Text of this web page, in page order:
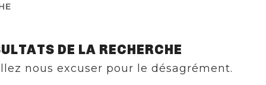
DE LA RECHERCHE
nous excuser pour le désagrément.